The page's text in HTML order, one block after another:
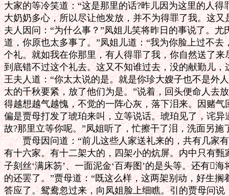
大家的等冷笑道：“这是那里的话?昨儿因为这里的人得
大奶奶多心，所以尽让他发放，并不为得罪了我。这又
夫人因问：“为什么事？”凤姐儿笑将昨日的事说了。尤
道，你原也太多事了。”凤姐儿道：“我为你脸上过不去
个礼。就如我在你那里，有人得罪了我，你自然送了
到底错不过这个礼去。这又不知谁过去，没的献勤儿，
王夫人道：“你太太说的是。就是你珍大嫂子也不是外
太的千秋要紧，放了他们为是。”说着，回头便命人去
得越想越气越愧，不觉的一阵心灰，落下泪来。因赌
偏是贾母打发了琥珀来叫，立等说话。琥珀见了，诧异
故?那里立等你呢。”凤姐听了，忙擦干了泪，洗面另施
贾母因问道：“前儿这些人家送礼来的，共有几家有
有十六家。有十二架大的，四架小的炕屏。内中只有
子刻丝‘满床笏’、一面泥金‘百寿图’的是头等。还有
的还罢了。”贾母道：“既这么样，这两架别动，好生搁
答应了。鸳鸯忽过来，向凤姐脸上细瞧。引的贾母问说